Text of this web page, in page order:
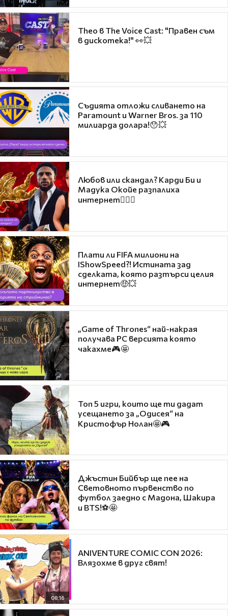
Theo в The Voice Cast: "Правен съм
в дискотека!" 👀💥
Съдията отложи сливането на
Paramount и Warner Bros. за 110
милиарда долара!😯💥
Любов или скандал? Карди Би и
Мадука Окойе разпалиха
интернет❤️‍🔥🔥
Плати ли FIFA милиони на
IShowSpeed?! Истината зад
сделката, която разтърси целия
интернет🤑💥
„Game of Thrones“ най-накрая
получава PC версията която
чакахме🎮🤩
Топ 5 игри, които ще ти дадат
усещането за „Одисея“ на
Кристофър Нолан🤩🎮
Джъстин Бийбър ще пее на
Световното първенство по
футбол заедно с Мадона, Шакира
и BTS!⚽🤩
08:16
ANIVENTURE COMIC CON 2026:
Влязохме в друг свят!